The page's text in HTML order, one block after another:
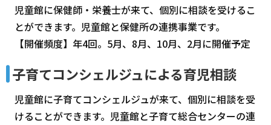
児童館に保健師・栄養士が来て、個別に相談を受けるこ
とができます。児童館と保健所の連携事業です。
【開催頻度】年4回。5月、8月、10月、2月に開催予定
子育てコンシェルジュによる育児相談
児童館に子育てコンシェルジュが来て、個別に相談を受
けることができます。児童館と子育て総合センターの連